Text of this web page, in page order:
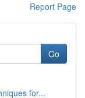
Report Page
Go
for...